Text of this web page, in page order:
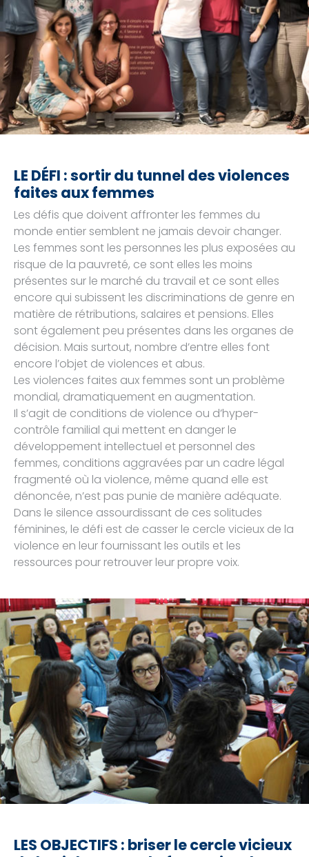
LE DÉFI : sortir du tunnel des violences
faites aux femmes
Les défis que doivent affronter les femmes du
monde entier semblent ne jamais devoir changer.
Les femmes sont les personnes les plus exposées au
risque de la pauvreté, ce sont elles les moins
présentes sur le marché du travail et ce sont elles
encore qui subissent les discriminations de genre en
matière de rétributions, salaires et pensions. Elles
sont également peu présentes dans les organes de
décision. Mais surtout, nombre d’entre elles font
encore l’objet de violences et abus.
Les violences faites aux femmes sont un problème
mondial, dramatiquement en augmentation.
Il s’agit de conditions de violence ou d’hyper-
contrôle familial qui mettent en danger le
développement intellectuel et personnel des
femmes, conditions aggravées par un cadre légal
fragmenté où la violence, même quand elle est
dénoncée, n’est pas punie de manière adéquate.
Dans le silence assourdissant de ces solitudes
féminines, le défi est de casser le cercle vicieux de la
violence en leur fournissant les outils et les
ressources pour retrouver leur propre voix.
LES OBJECTIFS : briser le cercle vicieux